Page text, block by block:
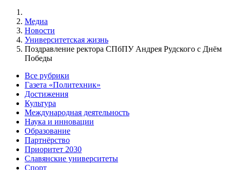
Медиа
Новости
Университетская жизнь
Поздравление ректора СПбПУ Андрея Рудского с Днём
Победы
Все рубрики
Газета «Политехник»
Достижения
Культура
Международная деятельность
Наука и инновации
Образование
Партнёрство
Приоритет 2030
Славянские университеты
Спорт